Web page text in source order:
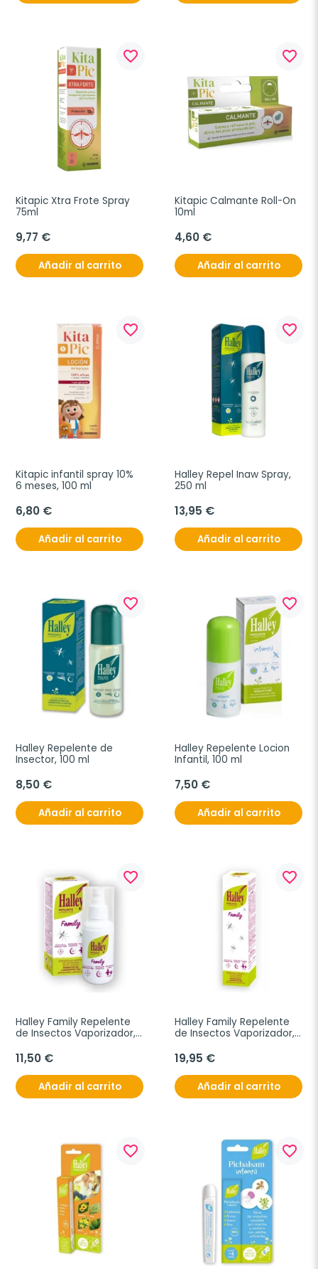
favorite_border
Kitapic Xtra Frote Spray
75ml
9,77 €
Añadir al carrito
favorite_border
Kitapic Calmante Roll-On
10ml
4,60 €
Añadir al carrito
favorite_border
Kitapic infantil spray 10%
6 meses, 100 ml
6,80 €
Añadir al carrito
favorite_border
Halley Repel Inaw Spray,
250 ml
13,95 €
Añadir al carrito
favorite_border
Halley Repelente de
Insector, 100 ml
8,50 €
Añadir al carrito
favorite_border
Halley Repelente Locion
Infantil, 100 ml
7,50 €
Añadir al carrito
favorite_border
Halley Family Repelente
de Insectos Vaporizador,
11,50 €
Añadir al carrito
favorite_border
Halley Family Repelente
de Insectos Vaporizador,
19,95 €
Añadir al carrito
favorite_border favorite_border